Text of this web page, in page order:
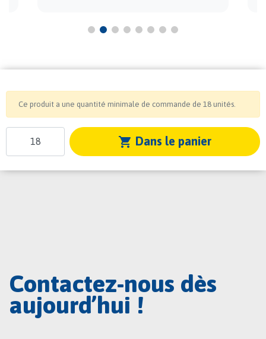
Ce produit a une quantité minimale de commande de 18 unités.
shopping_cart Dans le panier
Contactez-nous dès
aujourd’hui !